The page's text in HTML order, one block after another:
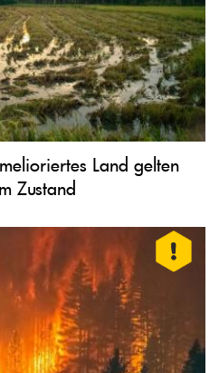
Land gelten
Zustand